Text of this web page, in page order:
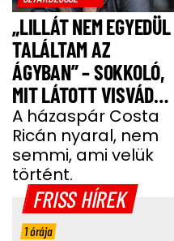
„LILLÁT NEM EGYEDÜL
TALÁLTAM AZ
ÁGYBAN” – SOKKOLÓ,
MIT LÁTOTT VISVÁDER
TAMÁS
A házaspár Costa
Ricán nyaral, nem
semmi, ami velük
történt.
FRISS HÍREK
1 órája